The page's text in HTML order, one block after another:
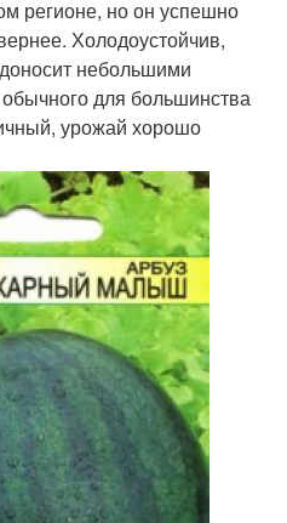
регионе, но он успешно
Холодоустойчив,
небольшими
для большинства
урожай хорошо